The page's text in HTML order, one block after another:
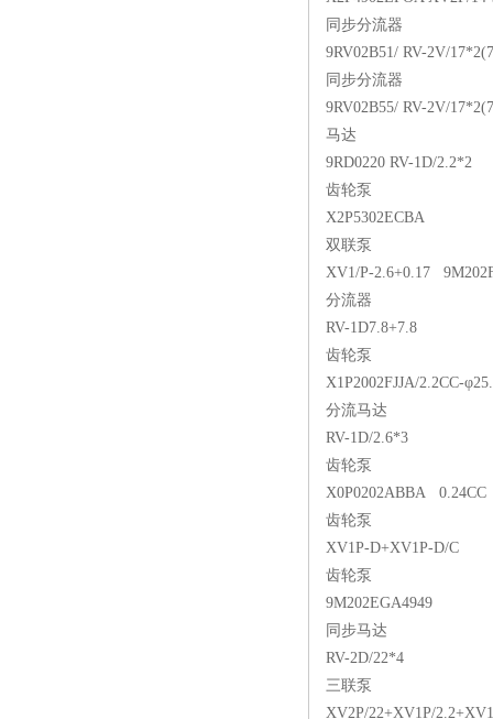
同步分流器
9RV02B51/ RV-2V/
同步分流器
9RV02B55/ RV-2V/
马达
9RD0220 RV-1D/2.2*2
齿轮泵
X2P5302ECBA
双联泵
XV1/P-2.6+0.17
分流器
RV-1D7.8+7.8
齿轮泵
X1P2002FJJA/2.2CC-
分流马达
RV-1D/2.6*3
齿轮泵
X0P0202ABBA 0.24CC
齿轮泵
XV1P-D+XV1P-D/C
齿轮泵
9M202EGA4949
同步马达
RV-2D/22*4
三联泵
XV2P/22+XV1P/